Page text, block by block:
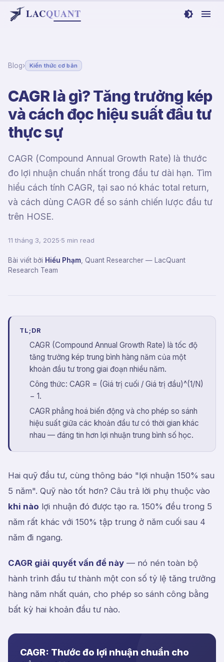
LACQUANT
Blog› Kiến thức cơ bản
CAGR là gì? Tăng trưởng kép
và cách đọc hiệu suất đầu tư
thực sự
CAGR (Compound Annual Growth Rate) là thước
đo lợi nhuận chuẩn nhất trong đầu tư dài hạn. Tìm
hiểu cách tính CAGR, tại sao nó khác total return,
và cách dùng CAGR để so sánh chiến lược đầu tư
trên HOSE.
11 tháng 3, 2025·5 min read
Bài viết bởi Hiếu Phạm Quant Researcher — LacQuant
Research Team
TL;DR
CAGR (Compound Annual Growth Rate) là tốc độ
tăng trưởng kép trung bình hàng năm của một
khoản đầu tư trong giai đoạn nhiều năm.
Công thức: CAGR = (Giá trị cuối / Giá trị đầu)^(1/N)
− 1.
CAGR phẳng hoá biến động và cho phép so sánh
hiệu suất giữa các khoản đầu tư có thời gian khác
nhau — đáng tin hơn lợi nhuận trung bình số học.
Hai quỹ đầu tư, cùng thông báo "lợi nhuận 150% sau
5 năm". Quỹ nào tốt hơn? Câu trả lời phụ thuộc vào
khi nào lợi nhuận đó được tạo ra. 150% đều trong 5
năm rất khác với 150% tập trung ở năm cuối sau 4
năm đi ngang.
CAGR giải quyết vấn đề này — nó nén toàn bộ
hành trình đầu tư thành một con số tỷ lệ tăng trưởng
hàng năm nhất quán, cho phép so sánh công bằng
bất kỳ hai khoản đầu tư nào.
CAGR: Thước đo lợi nhuận chuẩn cho